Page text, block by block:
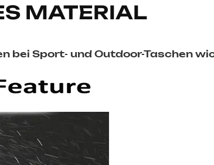
MATERIAL
bei Sport- und Outdoor-Taschen